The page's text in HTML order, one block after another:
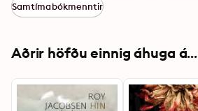
Samtímabókmenntir
Aðrir höfðu einnig áhuga á...